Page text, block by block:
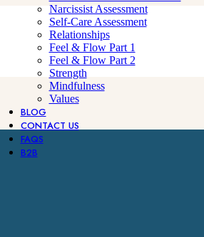
Narcissist Assessment
Self-Care Assessment
Relationships
Feel & Flow Part 1
Feel & Flow Part 2
Strength
Mindfulness
Values
BLOG
CONTACT US
FAQS
B2B